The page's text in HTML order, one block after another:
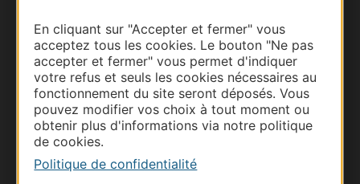
En cliquant sur "Accepter et fermer" vous
acceptez tous les cookies. Le bouton "Ne pas
accepter et fermer" vous permet d'indiquer
votre refus et seuls les cookies nécessaires au
fonctionnement du site seront déposés. Vous
pouvez modifier vos choix à tout moment ou
obtenir plus d'informations via notre politique
de cookies.
Politique de confidentialité
Voyagistes
Destination Sport
Inscrivez-vous à la lettre d'information
Destination Occitanie pour recevoir des
suggestions de séjours, de visites et de sorties.
Je m'abonne